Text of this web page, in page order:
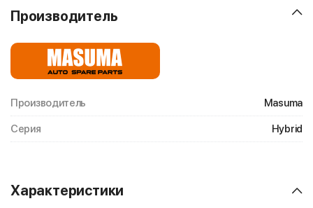
Производитель
Производитель Masuma
Серия Hybrid
Характеристики